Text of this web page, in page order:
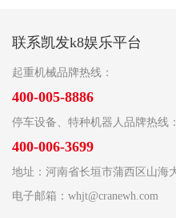
联系凯发k8娱乐平台
起重机械品牌热线：
400-005-8886
停车设备、特种机器人品牌热线：
400-006-3699
地址：河南省长垣市蒲西区山海
电子邮箱： whjt@cranewh.com